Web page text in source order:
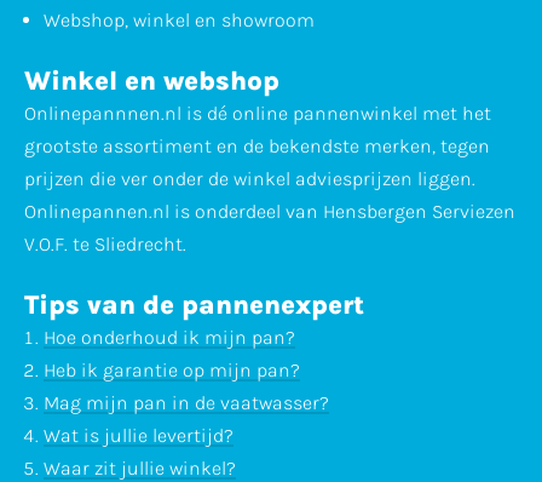
Webshop, winkel en showroom
Winkel en webshop
Onlinepannnen.nl is dé online pannenwinkel met het
grootste assortiment en de bekendste merken, tegen
prijzen die ver onder de winkel adviesprijzen liggen.
Onlinepannen.nl is onderdeel van Hensbergen Serviezen
V.O.F. te Sliedrecht.
Tips van de pannenexpert
Hoe onderhoud ik mijn pan?
Heb ik garantie op mijn pan?
Mag mijn pan in de vaatwasser?
Wat is jullie levertijd?
Waar zit jullie winkel?